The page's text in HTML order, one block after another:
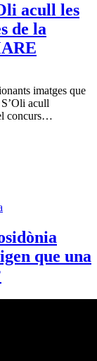
acull les
de la
imatges que
acull
concurs…
que una